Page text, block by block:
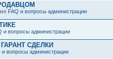
FAQ и вопросы администрации
и вопросы администрации
СДЕЛКИ
и вопросы администрации